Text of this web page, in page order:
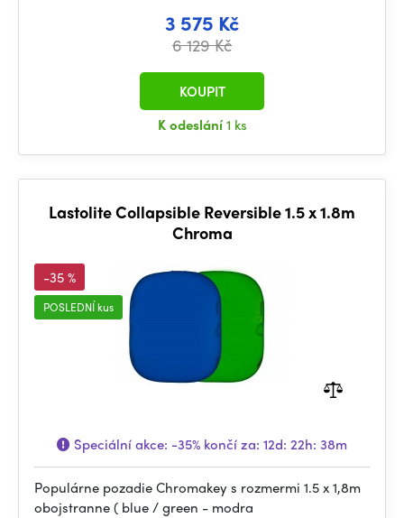
3 575 Kč
6 129 Kč
K odeslání1 ks
KOUPIT
Lastolite Collapsible Reversible 1.5 x 1.8m
Chroma
-35 %
POSLEDNÍ kus
Speciální akce: -35% končí za: 12d: 22h: 38m
Populárne pozadie Chromakey s rozmermi 1.5 x 1,8m
obojstranne ( blue / green - modra